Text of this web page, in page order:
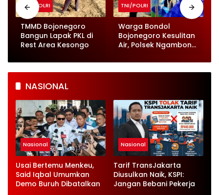
TNI/POLRI
TMMD Bojonegoro
Bangun Lapak PKL di
Rest Area Kesongo
TNI/POLRI
Warga Bondol
Bojonegoro Kesulitan
Air, Polsek Ngambon
Bantuan
NASIONAL
Nasional
Usai Bertemu Menkeu,
Said Iqbal Umumkan
Demo Buruh Dibatalkan
Nasional
Tarif TransJakarta
Diusulkan Naik, KSPI:
Jangan Bebani Pekerja